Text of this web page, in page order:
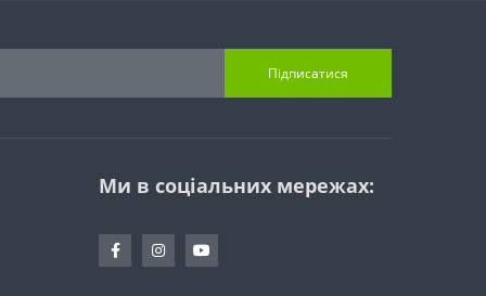
Підписатися
Ми в соціальних мережах: